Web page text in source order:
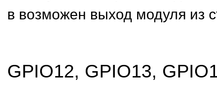
в возможен выход модуля из
GPIO12, GPIO13,